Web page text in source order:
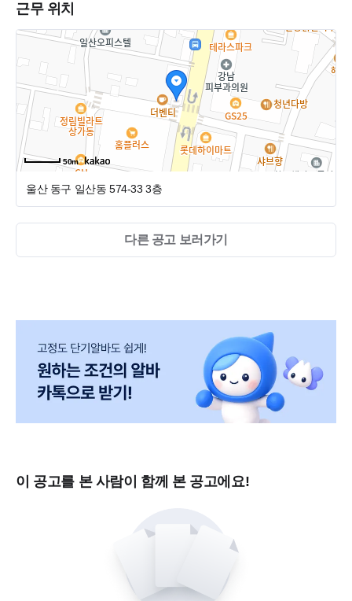
근무 위치
50m
울산 동구 일산동 574-33 3층
다른 공고 보러가기
이 공고를 본 사람이 함께 본 공고에요!